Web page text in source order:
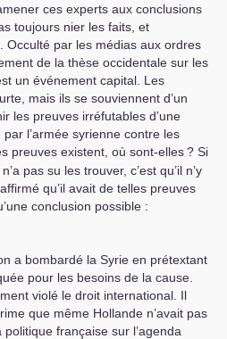
ces experts aux conclusions
toujours nier les faits, et
Occulté par les médias aux ordres
de la thèse occidentale sur les
un événement capital. Les
mais ils se souviennent d’un
les preuves irréfutables d’une
l’armée syrienne contre les
preuves existent, où sont-elles? Si
pas su les trouver, c’est qu’il n’y
qu’il avait de telles preuves
conclusion possible :
a bombardé la Syrie en prétextant
pour les besoins de la cause.
violé le droit international. Il
que même Hollande n’avait pas
française sur l’agenda